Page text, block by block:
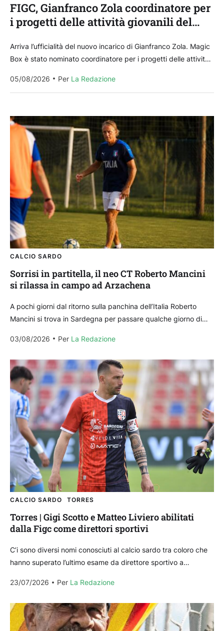
FIGC, Gianfranco Zola coordinatore per
i progetti delle attività giovanili del
Arriva l’ufficialità del nuovo incarico di Gianfranco Zola. Magic
Box è stato nominato coordinatore per i progetti delle attività
05/08/2026
Per La Redazione
CALCIO SARDO
Sorrisi in partitella, il neo CT Roberto Mancini
si rilassa in campo ad Arzachena
A pochi giorni dal ritorno sulla panchina dell’Italia Roberto
Mancini si trova in Sardegna per passare qualche giorno di
03/08/2026
Per La Redazione
CALCIO SARDO TORRES
Torres | Gigi Scotto e Matteo Liviero abilitati
dalla Figc come direttori sportivi
C’i sono diversi nomi conosciuti al calcio sardo tra coloro che
hanno superato l’ultimo esame da direttore sportivo a
23/07/2026
Per La Redazione